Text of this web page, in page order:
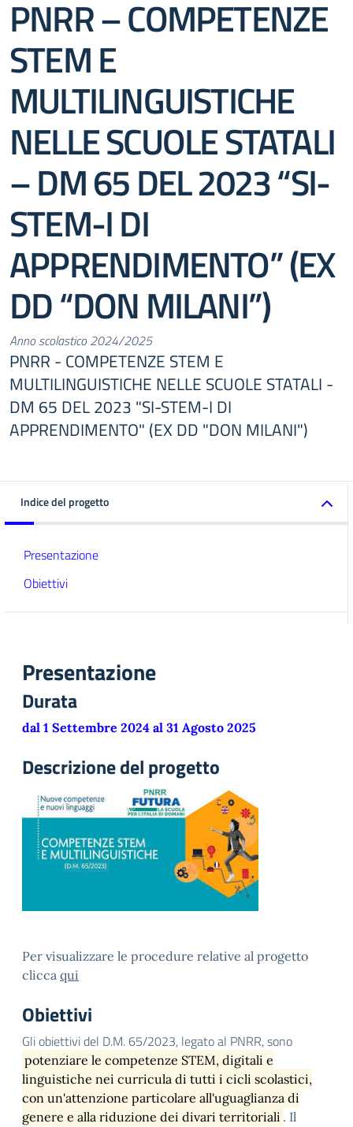
PNRR – COMPETENZE
STEM E
MULTILINGUISTICHE
NELLE SCUOLE STATALI
– DM 65 DEL 2023 “SI-
STEM-I DI
APPRENDIMENTO” (EX
DD “DON MILANI”)
Anno scolastico 2024/2025
PNRR - COMPETENZE STEM E
MULTILINGUISTICHE NELLE SCUOLE STATALI -
DM 65 DEL 2023 "SI-STEM-I DI
APPRENDIMENTO" (EX DD "DON MILANI")
Indice del progetto
Presentazione
Obiettivi
Presentazione
Durata
dal 1 Settembre 2024 al 31 Agosto 2025
Descrizione del progetto
Per visualizzare le procedure relative al progetto
clicca qui
Obiettivi
Gli obiettivi del D.M. 65/2023, legato al PNRR, sono
potenziare le competenze STEM, digitali e
linguistiche nei curricula di tutti i cicli scolastici,
con un'attenzione particolare all'uguaglianza di
genere e alla riduzione dei divari territoriali . Il